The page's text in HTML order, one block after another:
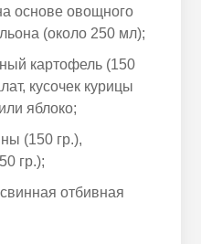
основе овощного
(около 250 мл);
картофель (150
кусочек курицы
яблоко;
(150 гр.),
гр.);
отбивная